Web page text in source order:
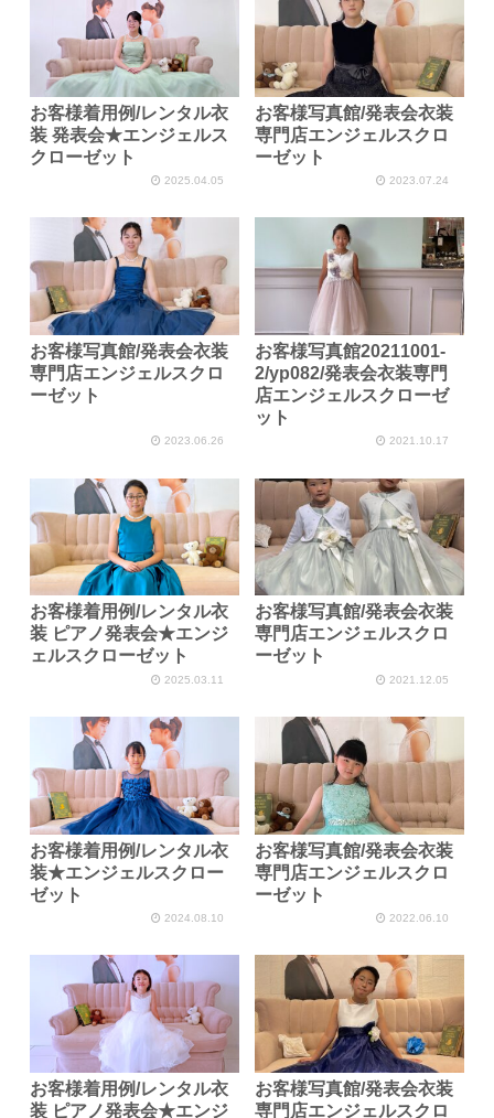
お客様着用例/レンタル衣
装 発表会★エンジェルス
クローゼット
2025.04.05
お客様写真館/発表会衣装
専門店エンジェルスクロ
ーゼット
2023.07.24
お客様写真館/発表会衣装
専門店エンジェルスクロ
ーゼット
2023.06.26
お客様写真館20211001-
2/yp082/発表会衣装専門
店エンジェルスクローゼ
ット
2021.10.17
お客様着用例/レンタル衣
装 ピアノ発表会★エンジ
ェルスクローゼット
2025.03.11
お客様写真館/発表会衣装
専門店エンジェルスクロ
ーゼット
2021.12.05
お客様着用例/レンタル衣
装★エンジェルスクロー
ゼット
2024.08.10
お客様写真館/発表会衣装
専門店エンジェルスクロ
ーゼット
2022.06.10
お客様着用例/レンタル衣
装 ピアノ発表会★エンジ
お客様写真館/発表会衣装
専門店エンジェルスクロ